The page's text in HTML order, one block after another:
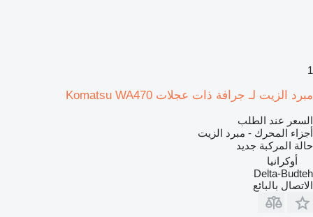
1
مبرد الزيت لـ جرافة ذات عجلات Komatsu WA470
السعر عند الطلب
أجزاء المحرك - مبرد الزيت
حالة المركبة جديد
أوكرانيا
Delta-Budteh
الاتصال بالبائع